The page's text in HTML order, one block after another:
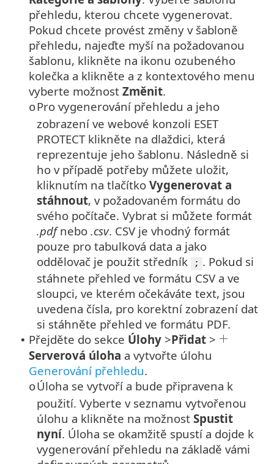
přehledu, kterou chcete vygenerovat.
Pokud chcete provést změny v šabloně
přehledu, najeďte myší na požadovanou
šablonu, klikněte na ikonu ozubeného
kolečka a klikněte a z kontextového menu
vyberte možnost Změnit.
oPro vygenerování přehledu a jeho
zobrazení ve webové konzoli ESET
PROTECT klikněte na dlaždici, která
reprezentuje jeho šablonu. Následně si
ho v případě potřeby můžete uložit,
kliknutím na tlačítko Vygenerovat a
stáhnout, v požadovaném formátu do
svého počítače. Vybrat si můžete formát
.pdfnebo .csv. CSV je vhodný formát
pouze pro tabulková data a jako
oddělovač je použit středník
; . Pokud si
stáhnete přehled ve formátu CSV a ve
sloupci, ve kterém očekáváte text, jsou
uvedena čísla, pro korektní zobrazení dat
si stáhněte přehled ve formátu PDF.
• Přejděte do sekce Úlohy >Přidat >
Serverová úloha a vytvořte úlohu
Generování přehledu.
oÚloha se vytvoří a bude připravena k
použití. Vyberte v seznamu vytvořenou
úlohu a klikněte na možnost Spustit
nyní. Úloha se okamžitě spustí a dojde k
vygenerování přehledu na základě vámi